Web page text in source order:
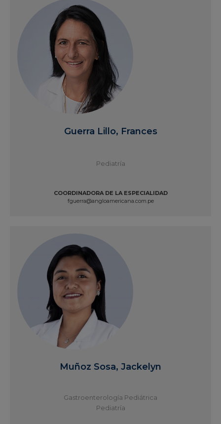
Guerra Lillo, Frances
Pediatría
COORDINADORA DE LA ESPECIALIDAD
fguerra@angloamericana.com.pe
Muñoz Sosa, Jackelyn
Gastroenterología Pediátrica
Pediatría